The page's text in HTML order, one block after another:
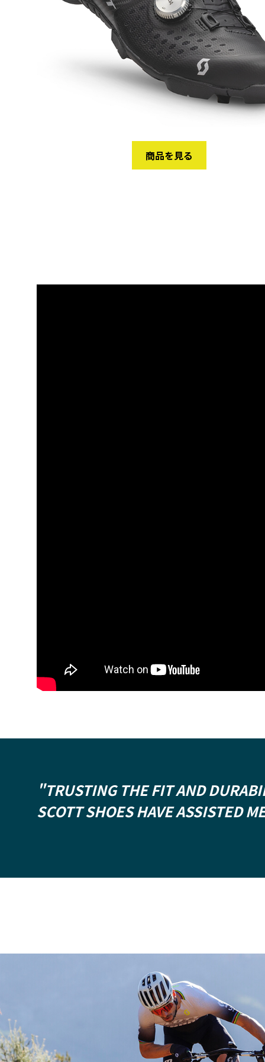
商品を見る
"TRUSTING THE FIT AND
SCOTT SHOES HAVE ASSISTED